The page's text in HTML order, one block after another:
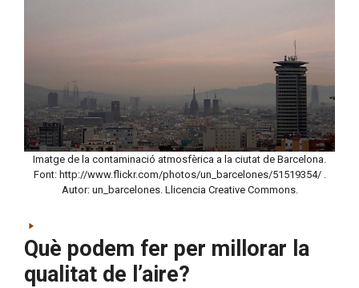
Imatge de la contaminació atmosfèrica a la ciutat de Barcelona.
Font: http://www.flickr.com/photos/un_barcelones/51519354/ .
Autor: un_barcelones. Llicencia Creative Commons.
Què podem fer per millorar la
qualitat de l’aire?